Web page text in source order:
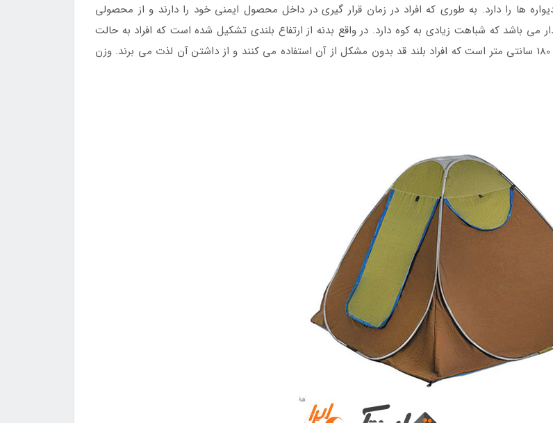
ها را دارد. به طوری که افراد در زمان قرار گیری در داخل محصول ایمنی خود را دارند و از محصولی
می باشد که شباهت زیادی به کوه دارد. در واقع بدنه از ارتفاع بلندی تشکیل شده است که افراد به حالت
ایستاده نیز در داخل آن قرار می گیرند. ارتفاع در این چادر مسافرتی 180 سانتی متر است که افراد بلند قد بدون مشکل از آن استفاده می کنند و از داشتن آن لذت می برند. وزن